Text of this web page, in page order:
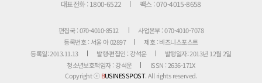
대표전화 : 1800-6522
팩스 : 070-4015-8658
편집국 : 070-4010-8512
사업본부 : 070-4010-7078
등록번호 : 서울 아 02897
제호 : 비즈니스포스트
등록일: 2013.11.13
발행·편집인 : 강석운
발행일자: 2013년 12월 2일
청소년보호책임자 : 강석운
ISSN : 2636-171X
Copyright ⓒBUSINESSPOST. All rights reserved.